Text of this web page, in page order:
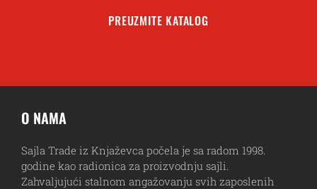
PREUZMITE KATALOG
O NAMA
Sajla Trade iz Knjaževca počela je sa radom 1998.
godine kao radionica za proizvodnju sajli.
Zahvaljujući stalnom angažovanju svih zaposlenih